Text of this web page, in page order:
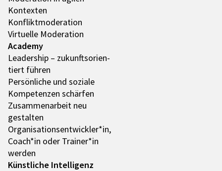
Kontex­ten
Konflikt­mo­de­ra­tion
Virtu­elle Mode­ra­tion
Academy
Leader­ship – zukunfts­ori­en­
tiert führen
Persön­li­che und soziale
Kompe­ten­zen schär­fen
Zusam­men­ar­beit neu
gestal­ten
Organisationsentwickler*in,
Coach*in oder Trainer*in
werden
Künst­li­che Intel­li­genz